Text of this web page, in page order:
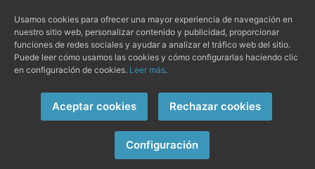
Página web creada por Alvasolution, SL
Usamos cookies para ofrecer una mayor experiencia de navegación en
nuestro sitio web, personalizar contenido y publicidad, proporcionar
funciones de redes sociales y ayudar a analizar el tráfico web del sitio.
Puede leer cómo usamos las cookies y cómo configurarlas haciendo clic
en configuración de cookies. Leer más.
Aceptar cookies Rechazar cookies
Configuración